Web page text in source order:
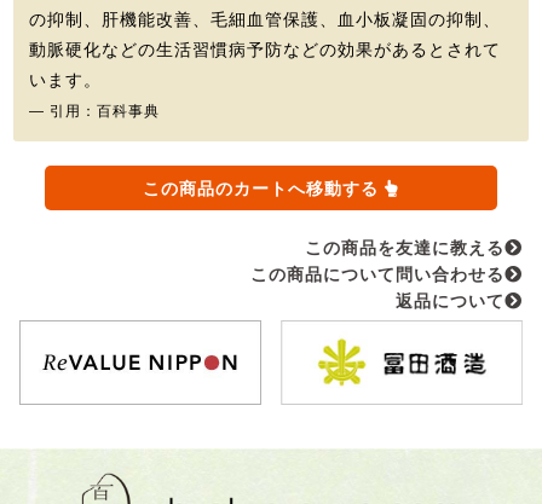
の抑制、肝機能改善、毛細血管保護、血小板凝固の抑制、
動脈硬化などの生活習慣病予防などの効果があるとされて
います。
― 引用：百科事典
この商品のカートへ移動する
この商品を友達に教える
この商品について問い合わせる
返品について